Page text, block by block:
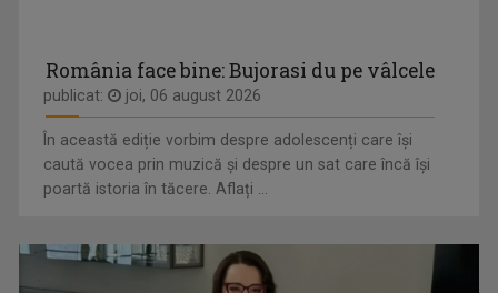
ANGELA
Angela Avram lucrează pentru TVR din anul
...
România face bine: Bujorasi du pe vâlcele
publicat: joi, 06 august 2026
În această ediție vorbim despre adolescenți care își
caută vocea prin muzică și despre un sat care încă își
poartă istoria în tăcere. Aflați ...